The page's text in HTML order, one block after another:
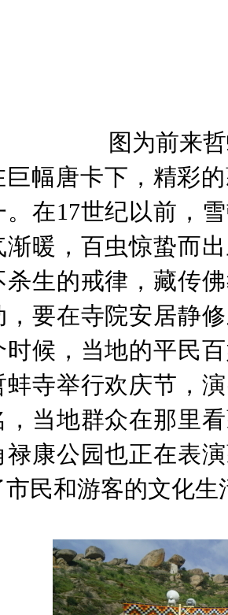
图为前来
巨幅唐卡下，精彩
。在17世纪以前，
渐暖，百虫惊蛰而
杀生的戒律，藏传
，要在寺院安居静
时候，当地的平民
蚌寺举行欢庆节，
，当地群众在那里
禄康公园也正在表
市民和游客的文化